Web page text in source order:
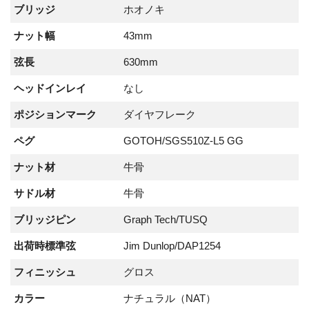
ブリッジ ホオノキ
ナット幅 43mm
弦長 630mm
ヘッドインレイ なし
ポジションマーク ダイヤフレーク
ペグ GOTOH/SGS510Z-L5 GG
ナット材 牛骨
サドル材 牛骨
ブリッジピン Graph Tech/TUSQ
出荷時標準弦 Jim Dunlop/DAP1254
フィニッシュ グロス
カラー ナチュラル（NAT）